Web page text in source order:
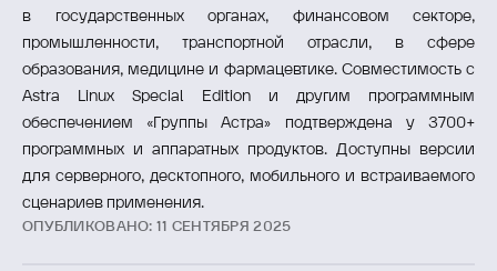
в государственных органах, финансовом секторе,
промышленности, транспортной отрасли, в сфере
образования, медицине и фармацевтике. Совместимость с
Astra Linux Special Edition и другим программным
обеспечением «Группы Астра» подтверждена у 3700+
программных и аппаратных продуктов. Доступны версии
для серверного, десктопного, мобильного и встраиваемого
сценариев применения.
ОПУБЛИКОВАНО: 11 СЕНТЯБРЯ 2025